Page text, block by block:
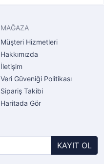
MAĞAZA
Müşteri Hizmetleri
Hakkımızda
İletişim
Veri Güveniği Politikası
Sipariş Takibi
Haritada Gör
KAYIT OL